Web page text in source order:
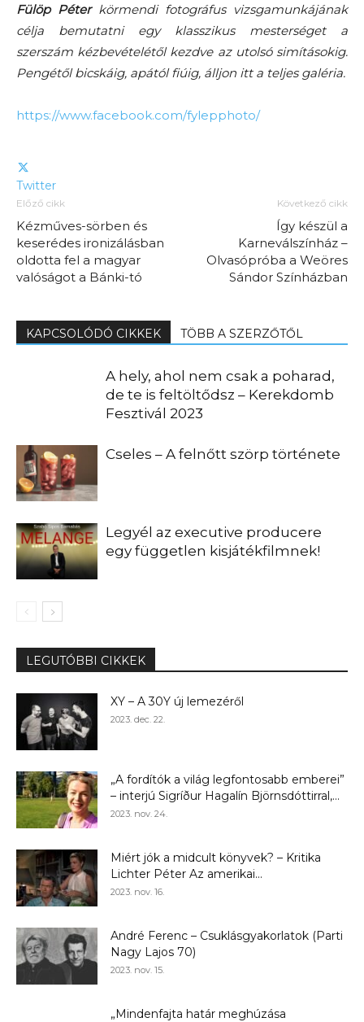
Fülöp Péterkörmendi fotográfus vizsgamunkájának
célja bemutatni egy klasszikus mesterséget a
szerszám kézbevételétől kezdve az utolsó simításokig.
Pengétől bicskáig, apától fiúig, álljon itt a teljes galéria.
https://www.facebook.com/fylepphoto/
Twitter
Előző cikk
Kézműves-sörben és
keserédes ironizálásban
oldotta fel a magyar
valóságot a Bánki-tó
Következő cikk
Így készül a
Karneválszínház –
Olvasópróba a Weöres
Sándor Színházban
KAPCSOLÓDÓ CIKKEK TÖBB A SZERZŐTŐL
A hely, ahol nem csak a poharad,
de te is feltöltődsz – Kerekdomb
Fesztivál 2023
Cseles – A felnőtt szörp története
Legyél az executive producere
egy független kisjátékfilmnek!
LEGUTÓBBI CIKKEK
XY – A 30Y új lemezéről
2023. dec. 22.
„A fordítók a világ legfontosabb emberei”
– interjú Sigríður Hagalín Björnsdóttirral,...
2023. nov. 24.
Miért jók a midcult könyvek? – Kritika
Lichter Péter Az amerikai...
2023. nov. 16.
André Ferenc – Csuklásgyakorlatok (Parti
Nagy Lajos 70)
2023. nov. 15.
„Mindenfajta határ meghúzása